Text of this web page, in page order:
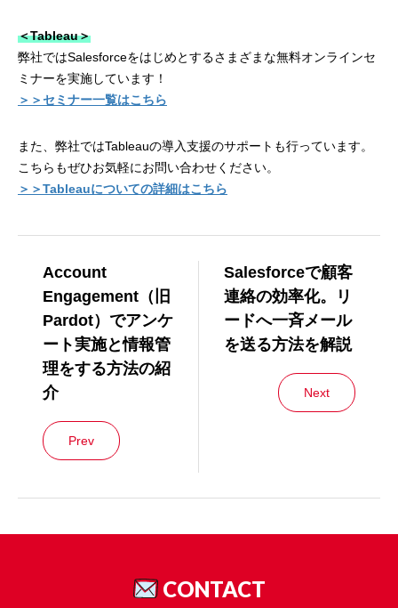
＜Tableau＞
弊社ではSalesforceをはじめとするさまざまな無料オンラインセ
ミナーを実施しています！
＞＞セミナー一覧はこちら
また、弊社ではTableauの導入支援のサポートも行っています。
こちらもぜひお気軽にお問い合わせください。
＞＞Tableauについての詳細はこちら
Account
Engagement（旧
Pardot）でアンケ
ート実施と情報管
理をする方法の紹
介
Prev
Salesforceで顧客
連絡の効率化。リ
ードへ一斉メール
を送る方法を解説
Next
CONTACT